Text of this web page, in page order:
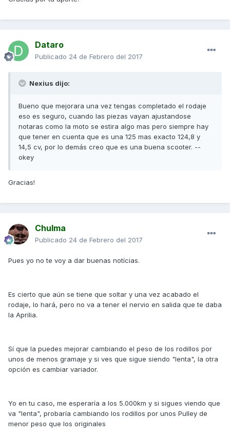
Dataro
Publicado 24 de Febrero del 2017
Nexius dijo:
Bueno que mejorara una vez tengas completado el rodaje
eso es seguro, cuando las piezas vayan ajustandose
notaras como la moto se estira algo mas pero siempre hay
que tener en cuenta que es una 125 mas exacto 124,8 y
14,5 cv, por lo demás creo que es una buena scooter. --
okey
Gracias!
Chulma
Publicado 24 de Febrero del 2017
Pues yo no te voy a dar buenas notícias.
Es cierto que aún se tiene que soltar y una vez acabado el
rodaje, lo hará, pero no va a tener el nervio en salida que te daba
la Aprilia.
Sí que la puedes mejorar cambiando el peso de los rodillos por
unos de menos gramaje y si ves que sigue siendo "lenta", la otra
opción es cambiar variador.
Yo en tu caso, me esperaría a los 5.000km y si sigues viendo que
va "lenta", probaría cambiando los rodillos por unos Pulley de
menor peso que los originales